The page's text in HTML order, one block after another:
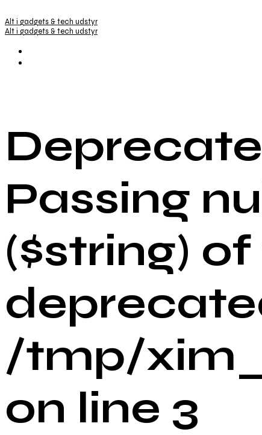
Alt i gadgets & tech udstyr
Alt i gadgets & tech udstyr
Passing
($string)
/tmp/
on line 3